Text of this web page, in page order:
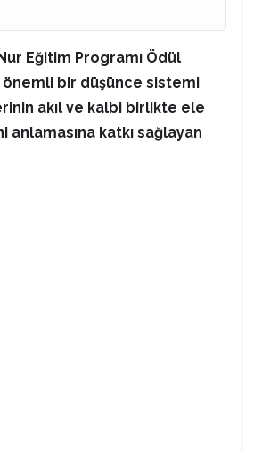
Eğitim Programı Ödül
önemli bir düşünce sistemi
akıl ve kalbi birlikte ele
anlamasına katkı sağlayan